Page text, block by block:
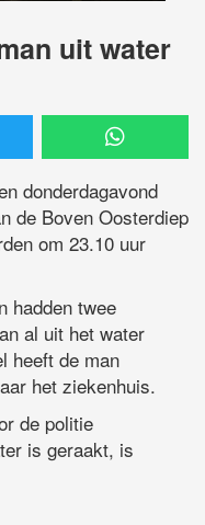
uit water
donderdagavond
de Boven Oosterdiep
om 23.10 uur
hadden twee
al uit het water
heeft de man
het ziekenhuis.
de politie
is geraakt, is